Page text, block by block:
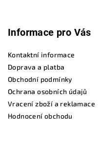
Informace pro Vás
Kontaktní informace
Doprava a platba
Obchodní podmínky
Ochrana osobních údajů
Vracení zboží a reklamace
Hodnocení obchodu